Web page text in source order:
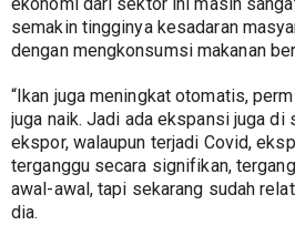
semakin tingginya kesadaran
dengan mengkonsumsi makanan
“Ikan juga meningkat otomatis,
juga naik. Jadi ada ekspansi juga di
ekspor, walaupun terjadi Covid,
terganggu secara signifikan,
awal-awal, tapi sekarang sudah
dia.